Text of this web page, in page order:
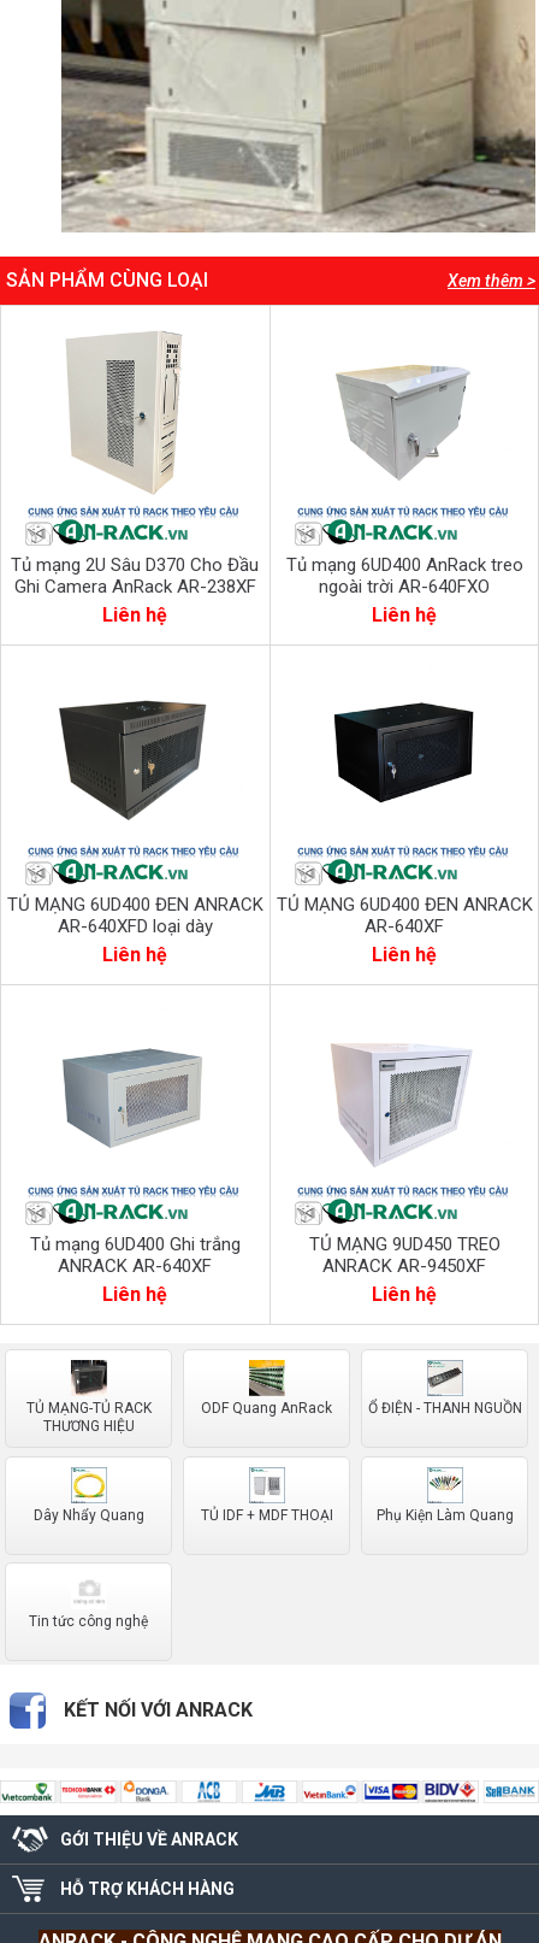
Xem thêm >
SẢN PHẨM CÙNG LOẠI
Tủ mạng 2U Sâu D370 Cho Đầu
Ghi Camera AnRack AR-238XF
TREO TƯỜNG
Liên hệ
Tủ mạng 6UD400 AnRack treo
ngoài trời AR-640FXO
Liên hệ
TỦ MẠNG 6UD400 ĐEN ANRACK
AR-640XFD loại dày
Liên hệ
TỦ MẠNG 6UD400 ĐEN ANRACK
AR-640XF
Liên hệ
Tủ mạng 6UD400 Ghi trắng
ANRACK AR-640XF
Liên hệ
TỦ MẠNG 9UD450 TREO
ANRACK AR-9450XF
Liên hệ
TỦ MẠNG-TỦ RACK
THƯƠNG HIỆU
ODF Quang AnRack Ổ ĐIỆN - THANH NGUỒN
Dây Nhẩy Quang TỦ IDF + MDF THOẠI Phụ Kiện Làm Quang
Tin tức công nghệ
KẾT NỐI VỚI ANRACK
GỚI THIỆU VỀ ANRACK
HỖ TRỢ KHÁCH HÀNG